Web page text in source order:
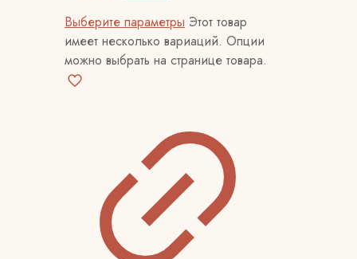
Выберите параметры Этот товар
имеет несколько вариаций. Опции
можно выбрать на странице товара.